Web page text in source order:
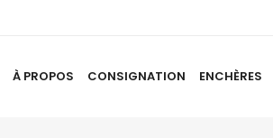
À PROPOS CONSIGNATION ENCHÈRES